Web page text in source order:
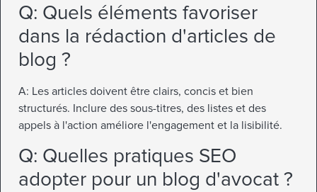
Q: Quels éléments favoriser
dans la rédaction d'articles de
blog ?
A: Les articles doivent être clairs, concis et bien
structurés. Inclure des sous-titres, des listes et des
appels à l'action améliore l'engagement et la lisibilité.
Q: Quelles pratiques SEO
adopter pour un blog d'avocat ?